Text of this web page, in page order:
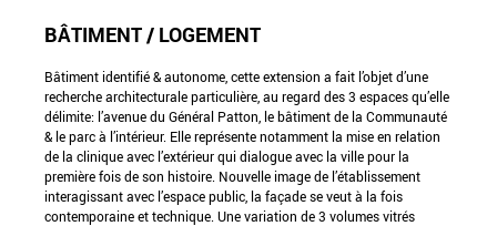
BÂTIMENT / LOGEMENT
Bâtiment identifié & autonome, cette extension a fait l’objet d’une
recherche architecturale particulière, au regard des 3 espaces qu’elle
délimite: l’avenue du Général Patton, le bâtiment de la Communauté
& le parc à l’intérieur. Elle représente notamment la mise en relation
de la clinique avec l’extérieur qui dialogue avec la ville pour la
première fois de son histoire. Nouvelle image de l’établissement
interagissant avec l’espace public, la façade se veut à la fois
contemporaine et technique. Une variation de 3 volumes vitrés